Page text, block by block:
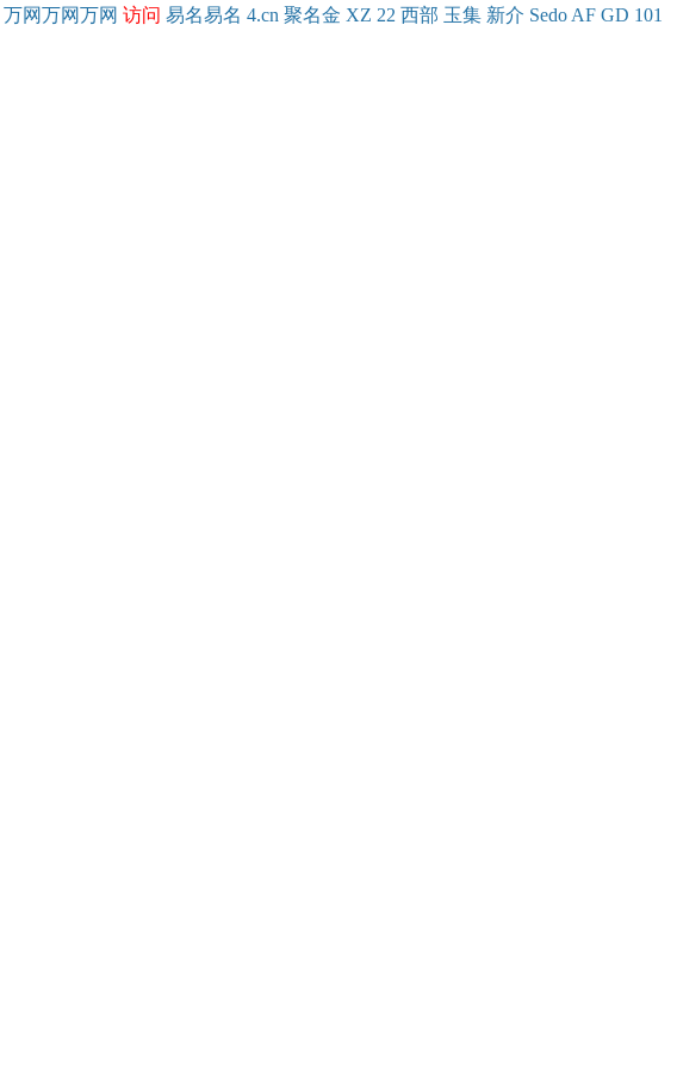
万网万网万网 访问 易名易名 4.cn 聚名金 XZ 22 西部 玉集 新介 Sedo AF GD 101